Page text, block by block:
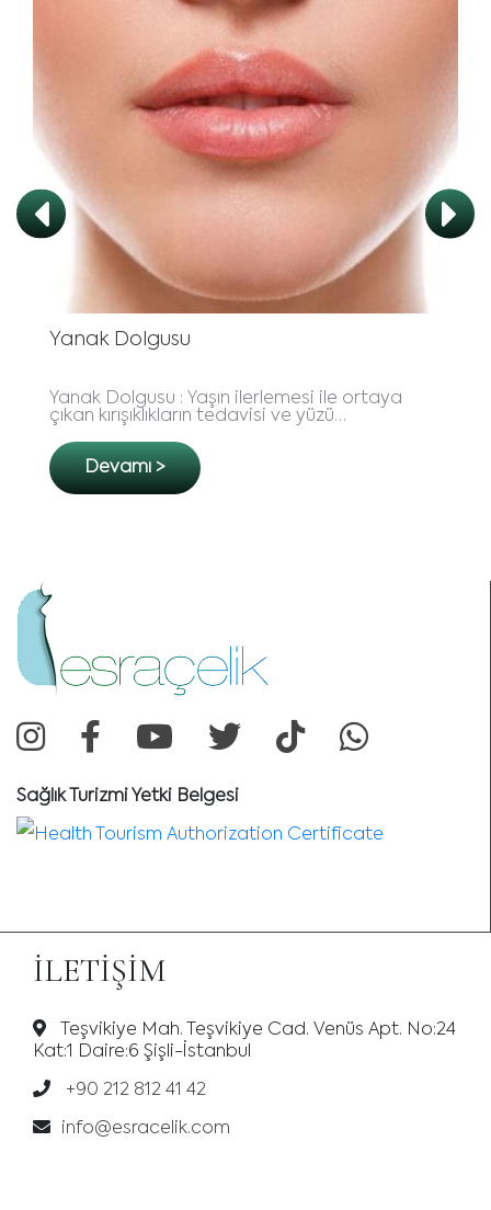
Yanak Dolgusu
Yanak Dolgusu : Yaşın ilerlemesi ile ortaya
çıkan kırışıklıkların tedavisi ve yüzü
dolgusu özellikle son yıllard..
Devamı >
Sağlık Turizmi Yetki Belgesi
İLETIŞIM
Teşvikiye Mah. Teşvikiye Cad. Venüs Apt. No:24
Kat:1 Daire:6 Şişli-İstanbul
+90 212 812 41 42
info@esracelik.com